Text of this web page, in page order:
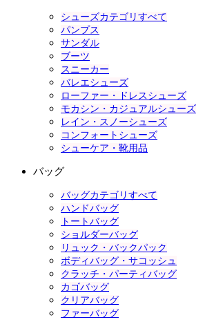
シューズカテゴリすべて
パンプス
サンダル
ブーツ
スニーカー
バレエシューズ
ローファー・ドレスシューズ
モカシン・カジュアルシューズ
レイン・スノーシューズ
コンフォートシューズ
シューケア・靴用品
バッグ
バッグカテゴリすべて
ハンドバッグ
トートバッグ
ショルダーバッグ
リュック・バックパック
ボディバッグ・サコッシュ
クラッチ・パーティバッグ
カゴバッグ
クリアバッグ
ファーバッグ